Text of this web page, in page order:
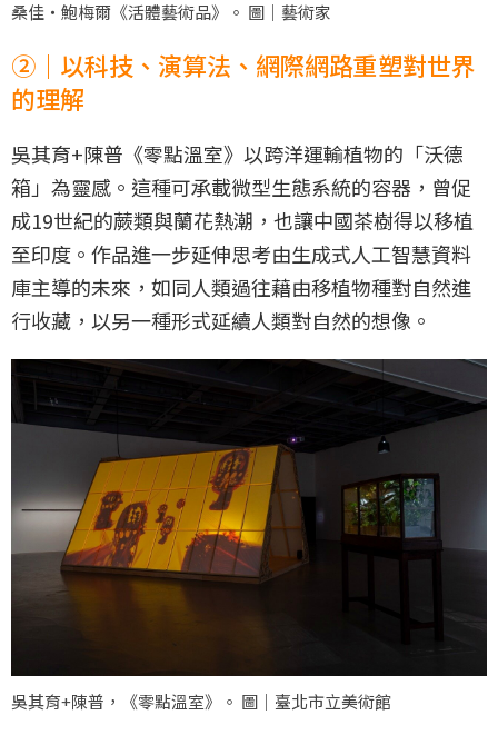
桑佳‧鮑梅爾《活體藝術品》。 圖｜藝術家
②｜以科技、演算法、網際網路重塑對世界
的理解
吳其育+陳普《零點溫室》以跨洋運輸植物的「沃德
箱」為靈感。這種可承載微型生態系統的容器，曾促
成19世紀的蕨類與蘭花熱潮，也讓中國茶樹得以移植
至印度。作品進一步延伸思考由生成式人工智慧資料
庫主導的未來，如同人類過往藉由移植物種對自然進
行收藏，以另一種形式延續人類對自然的想像。
吳其育+陳普，《零點溫室》。 圖｜臺北市立美術館